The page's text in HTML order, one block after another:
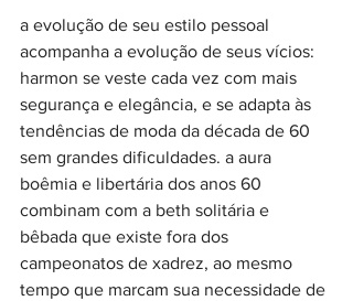
a evolução de seu estilo pessoal
acompanha a evolução de seus vícios:
harmon se veste cada vez com mais
segurança e elegância, e se adapta às
tendências de moda da década de 60
sem grandes dificuldades. a aura
boêmia e libertária dos anos 60
combinam com a beth solitária e
bêbada que existe fora dos
campeonatos de xadrez, ao mesmo
tempo que marcam sua necessidade de